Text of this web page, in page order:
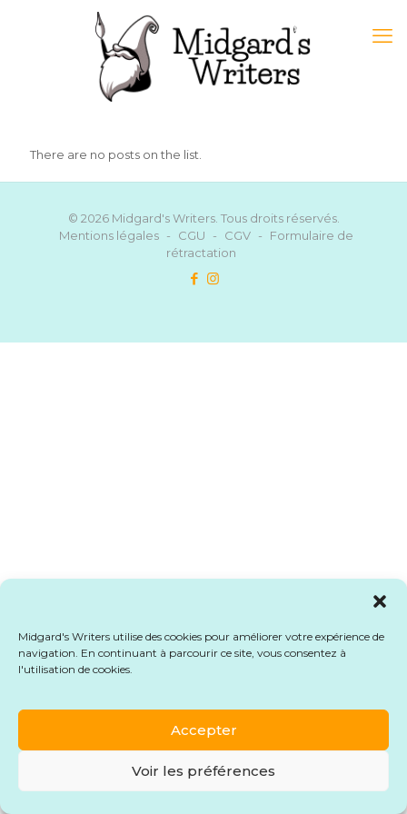
Midgard's Writers utilise des cookies pour améliorer votre expérience de
navigation. En continuant à parcourir ce site, vous consentez à
l'utilisation de cookies.
Accepter
Voir les préférences
There are no posts on the list.
© 2026 Midgard's Writers. Tous droits réservés.
Mentions légales - CGU - CGV -
Formulaire de
rétractation